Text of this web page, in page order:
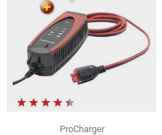
ProCharger